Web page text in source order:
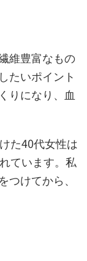
維豊富なもの
たいポイント
りになり、血
た40代女性は
ています。私
けてから、